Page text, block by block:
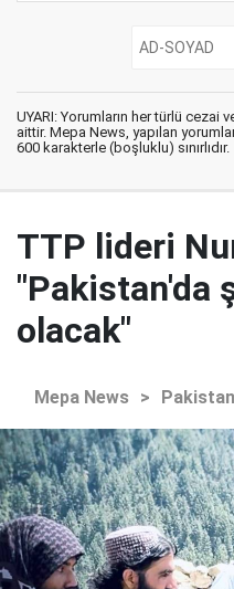
UYARI: Yorumların her türlü
aittir. Mepa News, yapılan
600 karakterle (boşluklu) sınırlıdır.
TTP lideri
"Pakistan'da
olacak"
Mepa News > Pakistan